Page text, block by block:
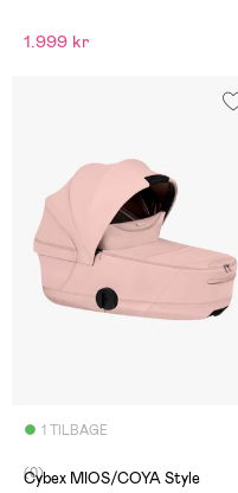
1.999 kr
1 TILBAGE
(0)
Cybex MIOS/COYA Style